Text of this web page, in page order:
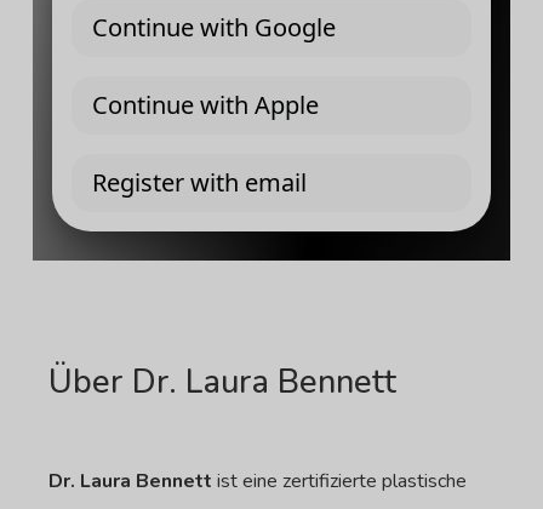
Über Dr. Laura Bennett
Dr. Laura Bennett ist eine zertifizierte plastische